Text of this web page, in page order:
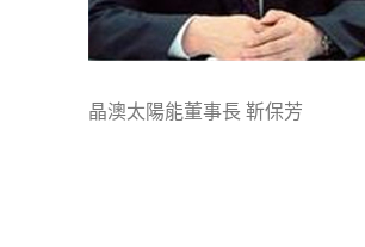
晶澳太陽能董事長 靳保芳